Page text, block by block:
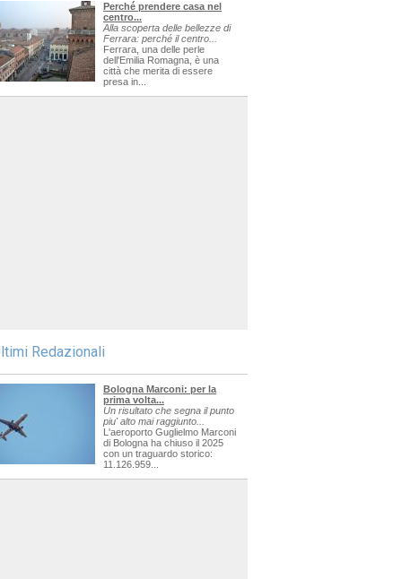
Perché prendere casa nel
centro...
Alla scoperta delle bellezze di
Ferrara: perché il centro...
Ferrara, una delle perle
dell'Emilia Romagna, è una
città che merita di essere
presa in...
Redazionali
Bologna Marconi: per la
prima volta...
Un risultato che segna il punto
piu' alto mai raggiunto...
L'aeroporto Guglielmo Marconi
di Bologna ha chiuso il 2025
con un traguardo storico:
11.126.959...